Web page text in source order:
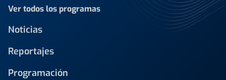
Ver todos los programas
Noticias
Reportajes
Programación